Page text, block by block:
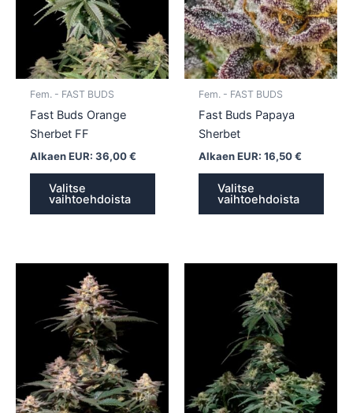
Fem. - FAST BUDS
Fast Buds Orange
Sherbet FF
Alkaen EUR: 36,00€
Valitse
vaihtoehdoista
muunnelma.
Voit
tehdä
valinnat
Fem. - FAST BUDS
Fast Buds Papaya
Sherbet
Alkaen EUR: 16,50€
Valitse
vaihtoehdoista
Voit
tehdä
useampi
tehdä
valinnat
tehdä